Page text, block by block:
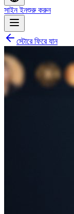
সাইন ইনশুরু করুন
স্টোরে ফিরে যান